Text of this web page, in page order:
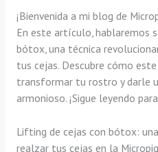
¡Bienvenida a mi blog de
En este artículo, hablaremos
bótox, una técnica
tus cejas. Descubre cómo
transformar tu rostro y darle
armonioso. ¡Sigue leyendo
Lifting de cejas con bótox:
realzar tus cejas en la